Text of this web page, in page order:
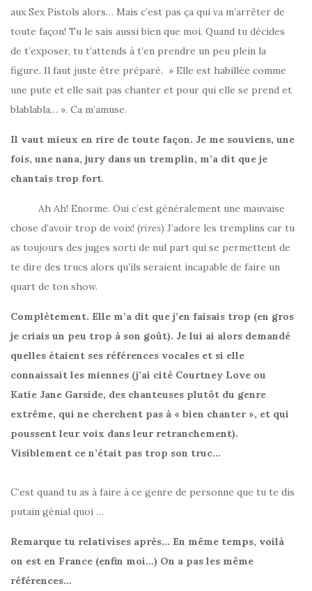
aux Sex Pistols alors… Mais c’est pas ça qui va m’arrêter de
toute façon! Tu le sais aussi bien que moi. Quand tu décides
de t’exposer, tu t’attends à t’en prendre un peu plein la
figure. Il faut juste être préparé. » Elle est habillée comme
une pute et elle sait pas chanter et pour qui elle se prend et
blablabla… ». Ca m’amuse.
Il vaut mieux en rire de toute façon. Je me souviens, une
fois, une nana, jury dans un tremplin, m’a dit que je
chantais trop fort.
Ah Ah! Enorme. Oui c’est généralement une mauvaise
chose d’avoir trop de voix! (rires) J’adore les tremplins car tu
as toujours des juges sorti de nul part qui se permettent de
te dire des trucs alors qu’ils seraient incapable de faire un
quart de ton show.
Complètement. Elle m’a dit que j’en faisais trop (en gros
je criais un peu trop à son goût). Je lui ai alors demandé
quelles étaient ses références vocales et si elle
connaissait les miennes (j’ai cité Courtney Love ou
Katie Jane Garside, des chanteuses plutôt du genre
extrême, qui ne cherchent pas à « bien chanter », et qui
poussent leur voix dans leur retranchement).
Visiblement ce n’était pas trop son truc…
C’est quand tu as à faire à ce genre de personne que tu te dis
putain génial quoi …
Remarque tu relativises après… En même temps, voilà
on est en France (enfin moi…) On a pas les même
références…